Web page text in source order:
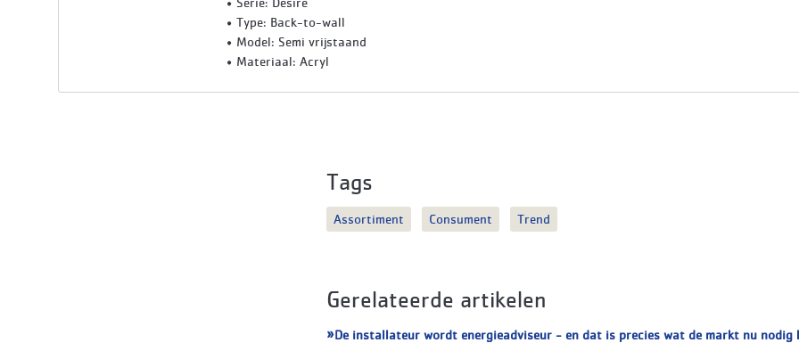
Type: Back-to-wall
Model: Semi vrijstaand
Materiaal: Acryl
Tags
Assortiment Consument Trend
Gerelateerde artikelen
De installateur wordt energieadviseur - en dat is precies wat de markt nu nodig